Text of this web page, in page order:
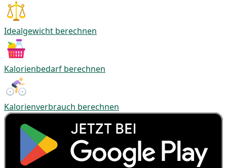
Idealgewicht berechnen
Kalorienbedarf berechnen
Kalorienverbrauch berechnen